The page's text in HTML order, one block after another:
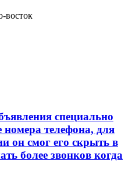
восток
специально
телефона, для
он смог его скрыть в
более звонков когда